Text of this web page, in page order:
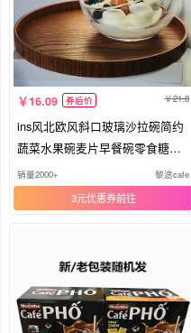
16.09 券后价 21.8
ins风北欧风斜口玻璃沙拉碗简约
蔬菜水果碗麦片早餐碗零食糖果
碗
销量2000+ 黎途cafe
3元优惠券